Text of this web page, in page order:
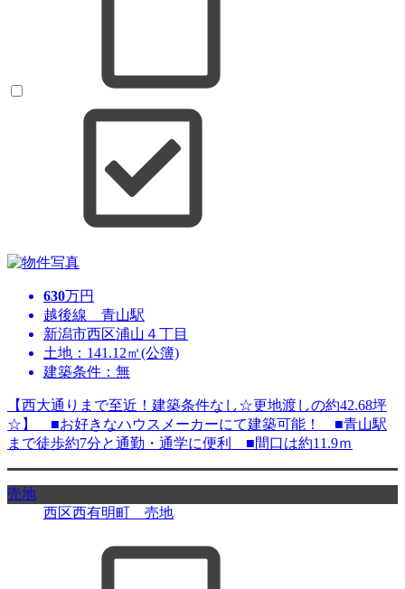
630万円
越後線 青山駅
新潟市西区浦山４丁目
土地：141.12㎡(公簿)
建築条件：無
【西大通りまで至近！建築条件なし☆更地渡しの約42.68坪
☆】 ■お好きなハウスメーカーにて建築可能！ ■青山駅
まで徒歩約7分と通勤・通学に便利 ■間口は約11.9ｍ
売地
西区西有明町 売地